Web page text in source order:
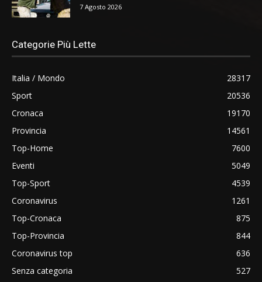
7 Agosto 2026
Categorie Più Lette
Italia / Mondo
28317
Sport
20536
Cronaca
19170
Provincia
14561
Top-Home
7600
Eventi
5049
Top-Sport
4539
Coronavirus
1261
Top-Cronaca
875
Top-Provincia
844
Coronavirus top
636
Senza categoria
527